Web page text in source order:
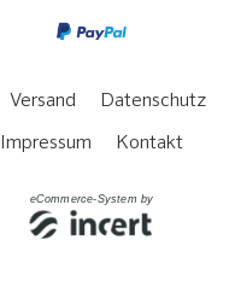
Versand Datenschutz
Impressum Kontakt
eCommerce-System by